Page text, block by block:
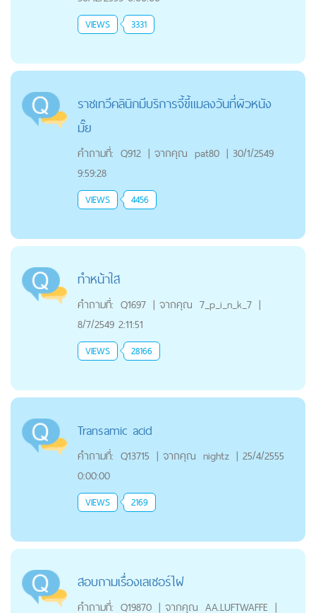
VIEWS 3331
ราชเทวีคลินิกมีบริการจี้ขี้แมลงวันที่ผิวหนัง
มั๊ย
คำถามที่: Q912 | จากคุณ pat80 | 30/1/2549
9:59:28
VIEWS 4456
ทำหน้าใส
คำถามที่: Q1697 | จากคุณ 7_p_i_n_k_7 |
8/7/2549 2:11:51
VIEWS 28166
Transamic acid
คำถามที่: Q13715 | จากคุณ nightz | 25/4/2555
0:00:00
VIEWS 2169
สอบถามเรื่องเลเซอร์ไฝ
คำถามที่: Q19870 | จากคุณ AA.LUFTWAFFE |